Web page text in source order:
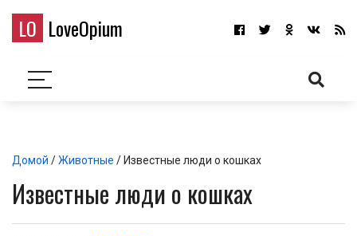
LO LoveOpium
Домой /Животные / Известные люди о кошках
Известные люди о кошках